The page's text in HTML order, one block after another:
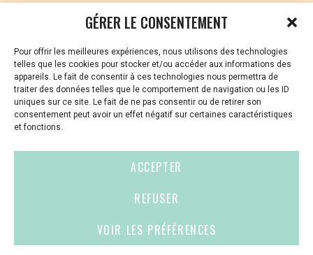
GÉRER LE CONSENTEMENT
Pour offrir les meilleures expériences, nous utilisons des technologies
telles que les cookies pour stocker et/ou accéder aux informations des
appareils. Le fait de consentir à ces technologies nous permettra de
traiter des données telles que le comportement de navigation ou les ID
uniques sur ce site. Le fait de ne pas consentir ou de retirer son
consentement peut avoir un effet négatif sur certaines caractéristiques
et fonctions.
ACCEPTER
REFUSER
VOIR LES PRÉFÉRENCES
CELLULE D’ÉCOUTE ET DE SOUTIEN PSYCHOLOGIQUE ET
Vous avez été témoin ou vous êtes victime de VSS ? Ou
vous êtes référent·es harcèlement en besoin de soutien
ou d’informations ?
01 87 20 30 90
violences-sexuelles-culture@audiens.org
Espace
Mentions